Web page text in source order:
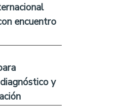
encuentro
y